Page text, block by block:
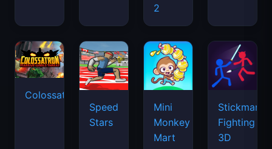
2
Colossatron
Speed
Stars
Mini
Monkey
Mart
Stickman
Fighting
3D